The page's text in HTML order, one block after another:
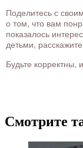
Поделитесь с
о том, что вам
показалось
детьми,
Будьте корректны,
Смотрите